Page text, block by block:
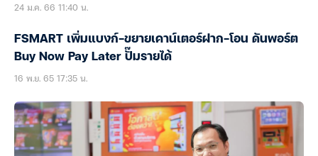
24 ม.ค. 66 11:40 น.
FSMART เพิ่มแบงก์-ขยายเคาน์เตอร์ฝาก-โอน ดันพอร์ต
Buy Now Pay Later ปั๊มรายได้
16 พ.ย. 65 17:35 น.